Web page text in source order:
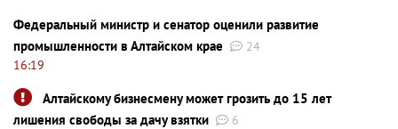
Федеральный министр и сенатор оценили развитие
промышленности в Алтайском крае
24
16:19
Алтайскому бизнесмену может грозить до 15 лет
лишения свободы за дачу взятки
6